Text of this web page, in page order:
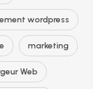
wordpress
marketing
Web